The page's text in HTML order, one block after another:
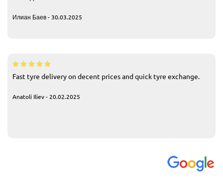
Илиан Баев - 30.03.2025
Fast tyre delivery on decent prices and quick tyre exchange.
Anatoli Iliev - 20.02.2025